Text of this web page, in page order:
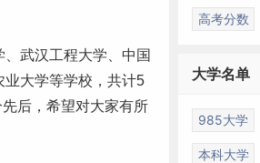
武汉工程大学、中国
业大学等学校，共计5
后，希望对大家有所
高考分数
大学名单
985大学
本科大学